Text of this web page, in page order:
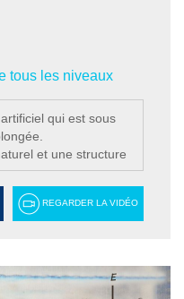
tous les niveaux
qui est sous
et une structure
REGARDER LA VIDÉO